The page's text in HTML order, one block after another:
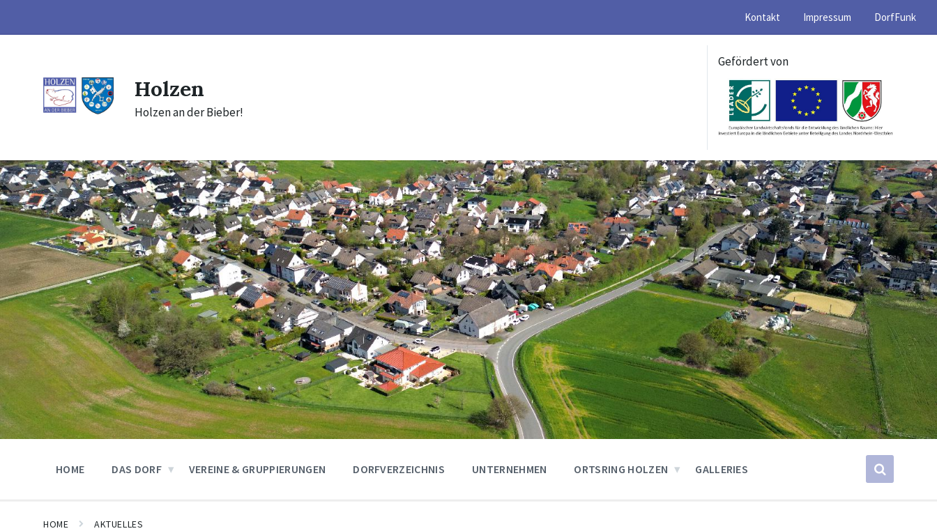
content
main
footer
Kontakt Impressum DorfFunk
Holzen
Holzen an der Bieber!
Gefördert von
HOME DAS DORF VEREINE & GRUPPIERUNGEN DORFVERZEICHNIS UNTERNEHMEN ORTSRING HOLZEN GALLERIES
HOME AKTUELLES